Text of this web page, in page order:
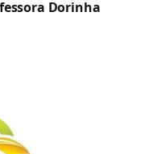
Dorinha